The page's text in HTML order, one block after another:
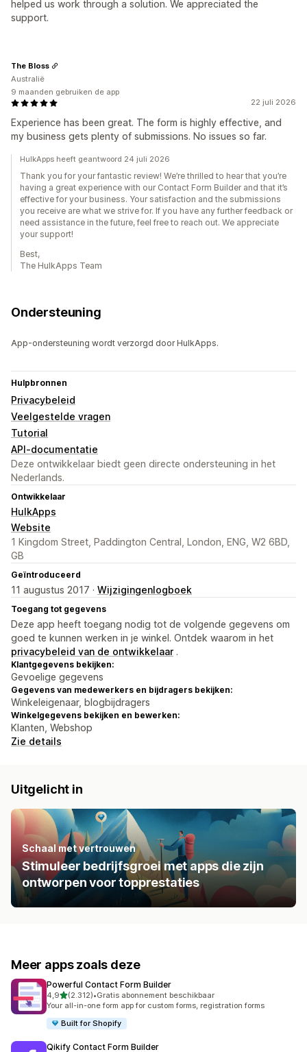
helped us work through a solution. We appreciated the
support.
22 juli 2026
Experience has been great. The form is highly effective, and
my business gets plenty of submissions. No issues so far.
The Bloss
Australië
9 maanden gebruiken de app
HulkApps heeft geantwoord 24 juli 2026
Thank you for your fantastic review! We’re thrilled to hear that you’re
having a great experience with our Contact Form Builder and that it’s
effective for your business. Your satisfaction and the submissions
you receive are what we strive for. If you have any further feedback or
need assistance in the future, feel free to reach out. We appreciate
your support!
Best,
The HulkApps Team
Ondersteuning
App-ondersteuning wordt verzorgd door HulkApps.
Hulpbronnen
Privacybeleid
Veelgestelde vragen
Tutorial
API-documentatie
Deze ontwikkelaar biedt geen directe ondersteuning in het
Nederlands.
Ontwikkelaar
HulkApps
Website
1 Kingdom Street, Paddington Central, London, ENG, W2 6BD,
GB
Geïntroduceerd
11 augustus 2017 · Wijzigingenlogboek
Toegang tot gegevens
Deze app heeft toegang nodig tot de volgende gegevens om
goed te kunnen werken in je winkel. Ontdek waarom in het
privacybeleid van de ontwikkelaar .
Klantgegevens bekijken:
Gevoelige gegevens
Gegevens van medewerkers en bijdragers bekijken:
Winkeleigenaar, blogbijdragers
Winkelgegevens bekijken en bewerken:
Klanten, Webshop
Zie details
Uitgelicht in
Schaal met vertrouwen
Stimuleer bedrijfsgroei met apps die zijn
ontworpen voor topprestaties
Meer apps zoals deze
Powerful Contact Form Builder
4,9van 5 sterren
(2.312)
2312 recensies in totaal
•Gratis abonnement beschikbaar
Your all-in-one form app for custom forms, registration forms
Built for Shopify
Qikify Contact Form Builder